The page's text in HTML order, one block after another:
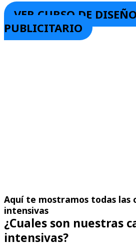
VER CURSO DE
PUBLICITARIO
Aquí te mostramos todas las
intensivas
¿Cuales son nuestras
intensivas?